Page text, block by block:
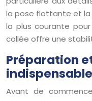
la pose flottante et
la plus courante
collée offre une
Préparation
indispensable
Avant de